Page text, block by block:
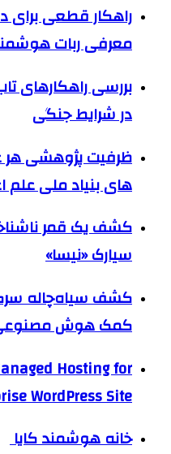
راهکار قطعی برای
معرفی ربات
بررسی راهکارهای
در شرایط جنگی
ظرفیت پژوهشی هر
های بنیاد ملی علم
کشف یک قمر
سیارک «نیسا»
کشف سیاه‌چاله
کمک هوش
Hosting for
WordPress Site
خانه هوشمند کایا